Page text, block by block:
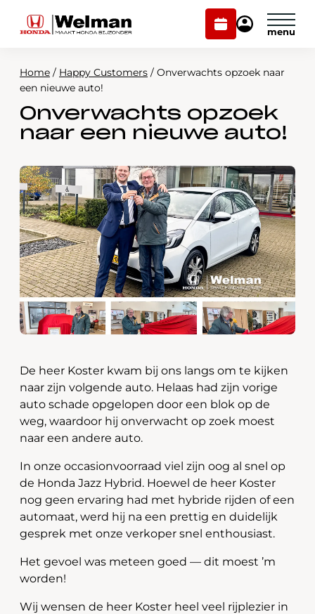
Plan
onderhoud
Mijn
Modellen
Voorraad
Over ons
Webshop
Contact
Plan onderhoud
Home / Happy Customers / Onverwachts opzoek naar
een nieuwe auto!
Onverwachts opzoek
naar een nieuwe auto!
De heer Koster kwam bij ons langs om te kijken
naar zijn volgende auto. Helaas had zijn vorige
auto schade opgelopen door een blok op de
weg, waardoor hij onverwacht op zoek moest
naar een andere auto.
In onze occasionvoorraad viel zijn oog al snel op
de Honda Jazz Hybrid. Hoewel de heer Koster
nog geen ervaring had met hybride rijden of een
automaat, werd hij na een prettig en duidelijk
gesprek met onze verkoper snel enthousiast.
Het gevoel was meteen goed — dit moest ’m
worden!
Wij wensen de heer Koster heel veel rijplezier in